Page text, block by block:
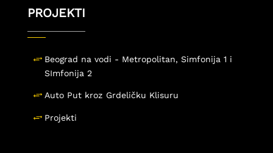
PROJEKTI
Beograd na vodi - Metropolitan, Simfonija 1 i
SImfonija 2
Auto Put kroz Grdeličku Klisuru
Projekti